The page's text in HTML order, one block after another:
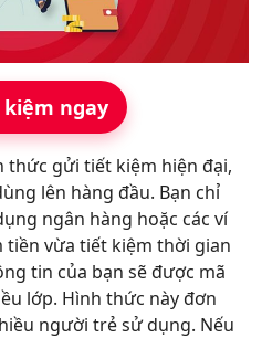
ngay
thức gửi tiết kiệm hiện đại,
lên hàng đầu. Bạn chỉ
ngân hàng hoặc các ví
vừa tiết kiệm thời gian
tin của bạn sẽ được mã
lớp. Hình thức này đơn
người trẻ sử dụng. Nếu